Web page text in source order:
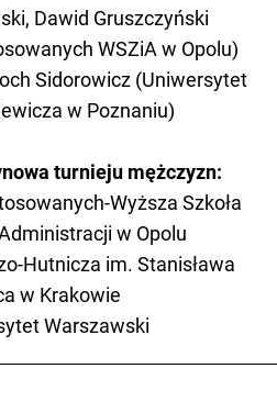
Dawid Gruszczyński
WSZiA w Opolu)
Sidorowicz (Uniwersytet
w Poznaniu)
turnieju mężczyzn:
Wyższa Szkoła
w Opolu
Hutnicza im. Stanisława
w Krakowie
Warszawski